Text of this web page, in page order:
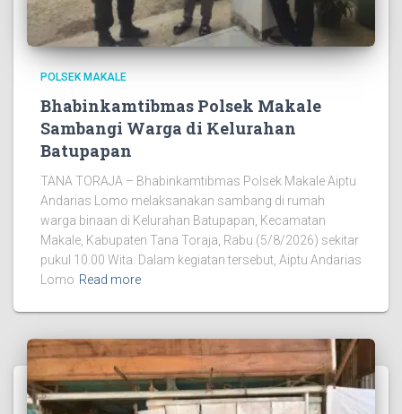
POLSEK MAKALE
Bhabinkamtibmas Polsek Makale
Sambangi Warga di Kelurahan
Batupapan
TANA TORAJA – Bhabinkamtibmas Polsek Makale Aiptu
Andarias Lomo melaksanakan sambang di rumah
warga binaan di Kelurahan Batupapan, Kecamatan
Makale, Kabupaten Tana Toraja, Rabu (5/8/2026) sekitar
pukul 10.00 Wita. Dalam kegiatan tersebut, Aiptu Andarias
Lomo Read more